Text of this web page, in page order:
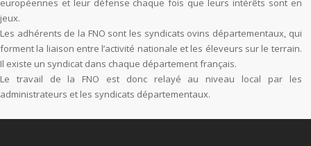
européennes et leur défense chaque fois que leurs intérêts sont en
jeux.
Les adhérents de la FNO sont les syndicats ovins départementaux, qui
forment la liaison entre l’activité nationale et les éleveurs sur le terrain.
Il existe un syndicat dans chaque département français.
Le travail de la FNO est donc relayé au niveau local par les
administrateurs et les syndicats départementaux.